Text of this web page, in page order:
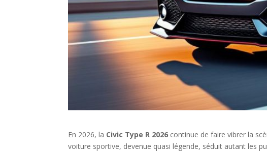
En 2026, la Civic Type R 2026 continue de faire vibrer la
voiture sportive, devenue quasi légende, séduit autant les